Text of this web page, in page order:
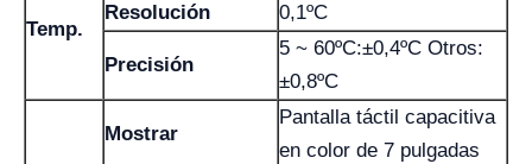
Temp.
Resolución
0,1ºC
Precisión
5 ~ 60ºC:±0,4ºC Otros:
±0,8ºC
Mostrar
Pantalla táctil capacitiva
en color de 7 pulgadas